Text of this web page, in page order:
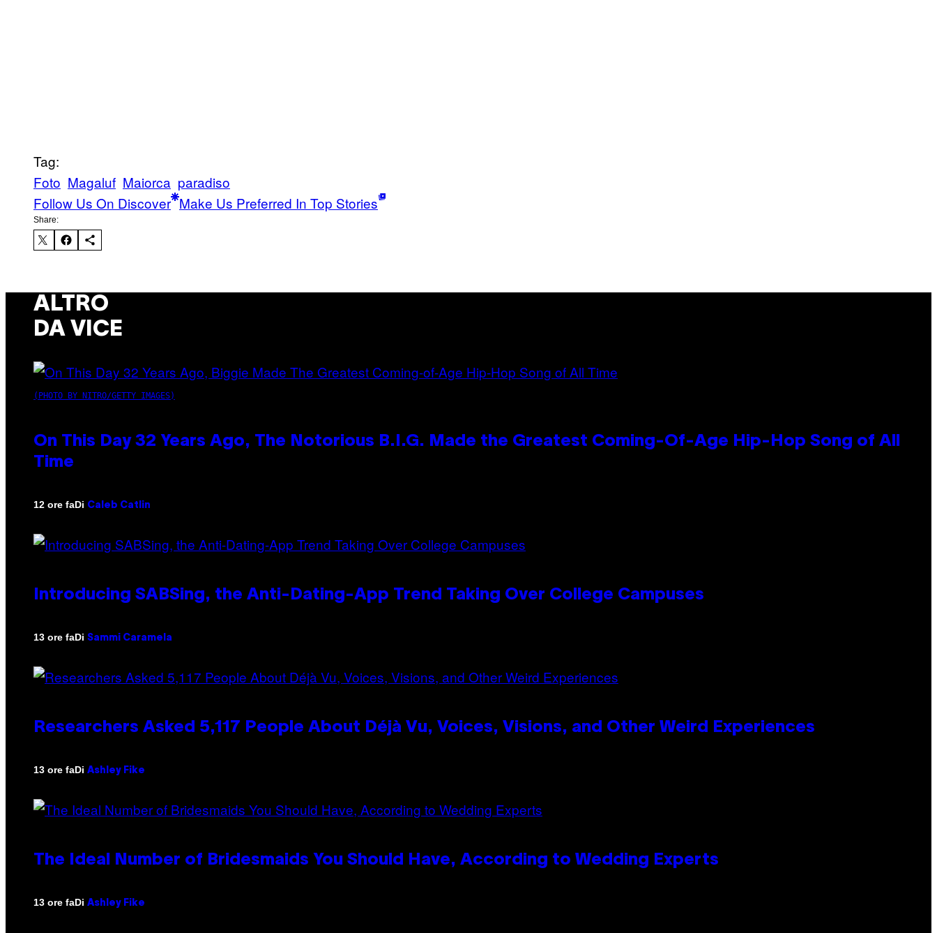
Tag:
Foto Magaluf Maiorca paradiso
Follow Us On Discover Make Us Preferred In Top Stories
Share:
ALTRO
DA VICE
(PHOTO BY NITRO/GETTY IMAGES)
On This Day 32 Years Ago, The Notorious B.I.G. Made the Greatest Coming-Of-Age Hip-Hop Song of All
Time
12 ore faDi Caleb Catlin
Introducing SABSing, the Anti-Dating-App Trend Taking Over College Campuses
13 ore faDi Sammi Caramela
Researchers Asked 5,117 People About Déjà Vu, Voices, Visions, and Other Weird Experiences
13 ore faDi Ashley Fike
The Ideal Number of Bridesmaids You Should Have, According to Wedding Experts
13 ore faDi Ashley Fike